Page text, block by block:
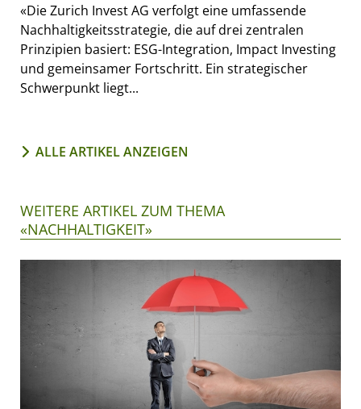
«Die Zurich Invest AG verfolgt eine umfassende
Nachhaltigkeitsstrategie, die auf drei zentralen
Prinzipien basiert: ESG-Integration, Impact Investing
und gemeinsamer Fortschritt. Ein strategischer
Schwerpunkt liegt...
ALLE ARTIKEL ANZEIGEN
WEITERE ARTIKEL ZUM THEMA
«NACHHALTIGKEIT»